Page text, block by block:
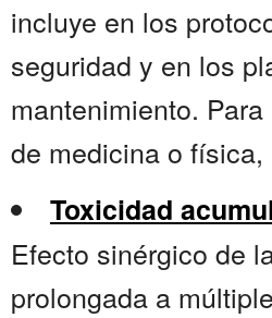
incluye en los
seguridad y en los
mantenimiento.
de medicina o física,
Toxicidad
Efecto sinérgico de
prolongada a